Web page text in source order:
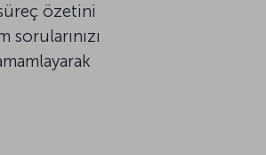
özetini
sorularınızı